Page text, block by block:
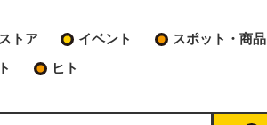
ストア イベント スポット・商品
ヒト